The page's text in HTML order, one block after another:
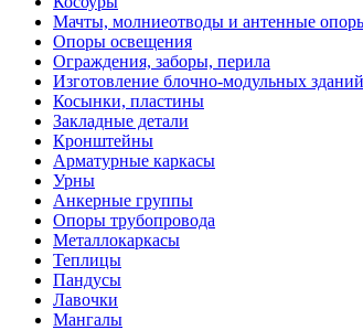
Мачты, молниеотводы и антенные
Опоры освещения
Ограждения, заборы, перила
Изготовление блочно-модульных зданий
Косынки, пластины
Закладные детали
Кронштейны
Арматурные каркасы
Урны
Анкерные группы
Опоры трубопровода
Металлокаркасы
Теплицы
Пандусы
Лавочки
Мангалы